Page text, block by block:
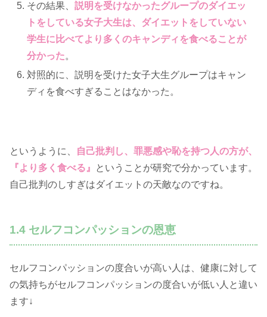
その結果、説明を受けなかったグループのダイエッ
トをしている女子大生は、ダイエットをしていない
学生に比べてより多くのキャンディを食べることが
分かった。
対照的に、説明を受けた女子大生グループはキャン
ディを食べすぎることはなかった。
というように、
自己批判し、罪悪感や恥を持つ人の方が、
『より多く食べる』
ということが研究で分かっています。
自己批判のしすぎはダイエットの天敵なのですね。
1.4 セルフコンパッションの恩恵
セルフコンパッションの度合いが高い人は、健康に対して
の気持ちがセルフコンパッションの度合いが低い人と違い
ます↓